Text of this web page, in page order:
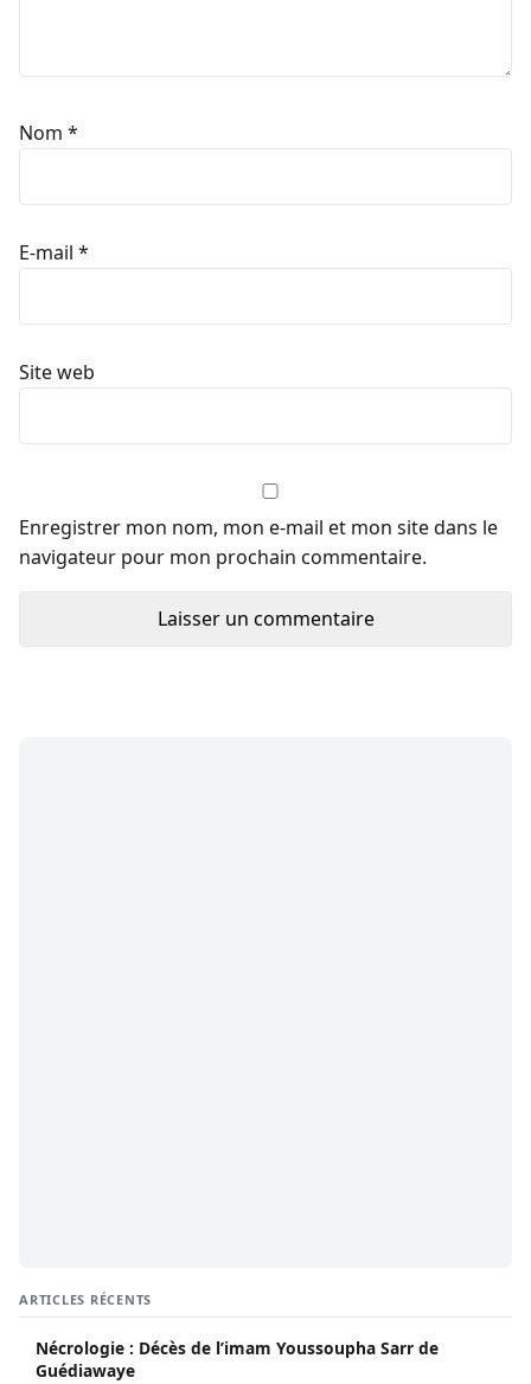
Nom *
E-mail *
Site web
Enregistrer mon nom, mon e-mail et mon site dans le
navigateur pour mon prochain commentaire.
ARTICLES RÉCENTS
Nécrologie : Décès de l’imam Youssoupha Sarr de
Guédiawaye